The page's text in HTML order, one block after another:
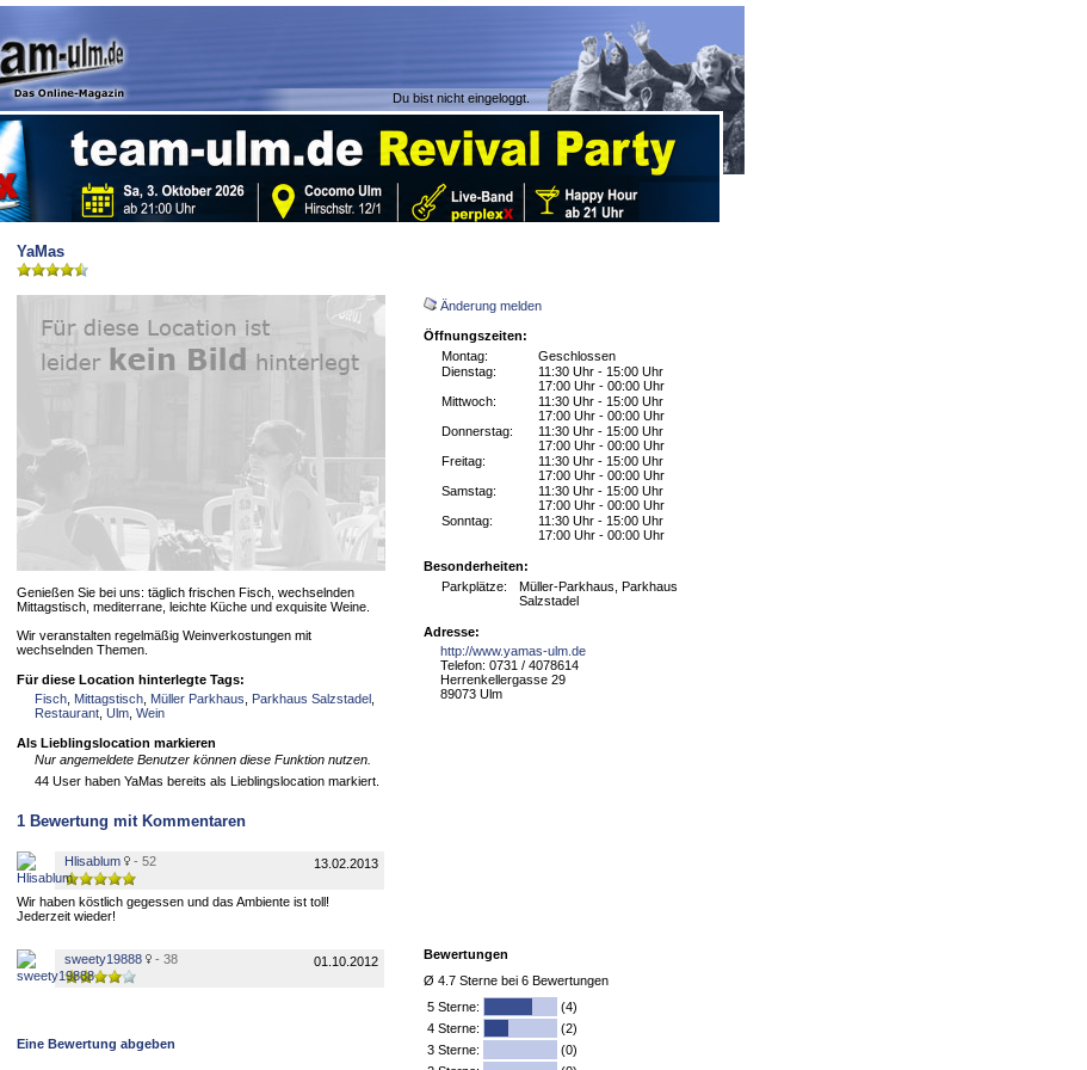
Du bist nicht eingeloggt.
YaMas
Änderung melden
Öffnungszeiten:
Montag:
Geschlossen
Dienstag:
11:30 Uhr - 15:00 Uhr
17:00 Uhr - 00:00 Uhr
Mittwoch:
11:30 Uhr - 15:00 Uhr
17:00 Uhr - 00:00 Uhr
Donnerstag:
11:30 Uhr - 15:00 Uhr
17:00 Uhr - 00:00 Uhr
Freitag:
11:30 Uhr - 15:00 Uhr
17:00 Uhr - 00:00 Uhr
Samstag:
11:30 Uhr - 15:00 Uhr
17:00 Uhr - 00:00 Uhr
Sonntag:
11:30 Uhr - 15:00 Uhr
17:00 Uhr - 00:00 Uhr
Besonderheiten:
Parkplätze: Müller-Parkhaus, Parkhaus
Salzstadel
Adresse:
http://www.yamas-ulm.de
Telefon: 0731 / 4078614
Herrenkellergasse 29
89073 Ulm
Bewertungen
Ø 4.7 Sterne bei 6 Bewertungen
5 Sterne:
(4)
4 Sterne:
(2)
3 Sterne:
(0)
Genießen Sie bei uns: täglich frischen Fisch, wechselnden
Mittagstisch, mediterrane, leichte Küche und exquisite Weine.
Wir veranstalten regelmäßig Weinverkostungen mit
wechselnden Themen.
Für diese Location hinterlegte Tags:
Fisch Mittagstisch Müller Parkhaus Parkhaus Salzstadel
Restaurant Ulm Wein
Als Lieblingslocation markieren
Nur angemeldete Benutzer können diese Funktion nutzen.
44 User haben YaMas bereits als Lieblingslocation markiert.
1 Bewertung mit Kommentaren
Hlisablum - 52 13.02.2013
Wir haben köstlich gegessen und das Ambiente ist toll!
Jederzeit wieder!
sweety19888 - 38 01.10.2012
Eine Bewertung abgeben